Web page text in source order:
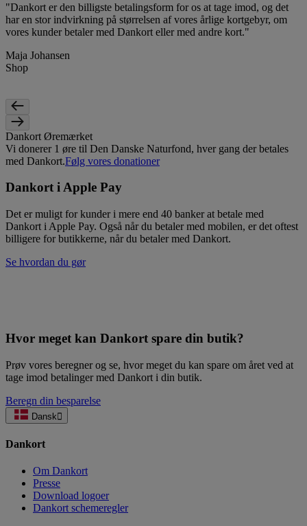
"Dankort er den billigste betalingsform for os at tage imod, og det
har en stor indvirkning på størrelsen af vores årlige kortgebyr, om
vores kunder betaler med Dankort eller med andre kort."
Maja Johansen
Shop
Dankort Øremærket
Vi donerer 1 øre til Den Danske Naturfond, hver gang der betales
med Dankort.Følg vores donationer
Dankort i Apple Pay
Det er muligt for kunder i mere end 40 banker at betale med
Dankort i Apple Pay. Også når du betaler med mobilen, er det oftest
billigere for butikkerne, når du betaler med Dankort.
Se hvordan du gør
Hvor meget kan Dankort spare din butik?
Prøv vores beregner og se, hvor meget du kan spare om året ved at
tage imod betalinger med Dankort i din butik.
Beregn din besparelse
Dansk
Dankort
Om Dankort
Presse
Download logoer
Dankort schemeregler